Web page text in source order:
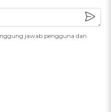
jawab pengguna dan